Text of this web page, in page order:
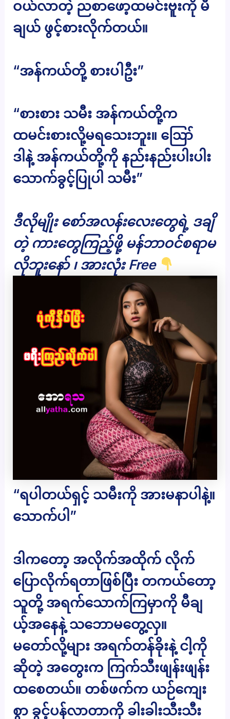
ဝယ်လာတဲ့ ညစာဖော့ထမင်းဗူးကို မီ
ချယ် ဖွင့်စားလိုက်တယ်။
“အန်ကယ်တို့ စားပါဦး”
“စားစား သမီး အန်ကယ်တို့က
ထမင်းစားလို့မရသေးဘူး။ ဪ
ဒါနဲ့ အန်ကယ်တို့ကို နည်းနည်းပါးပါး
သောက်ခွင့်ပြုပါ သမီး”
ဒီလိုမျိုး စော်အလန်းလေးတွေရဲ့ ဒချိ
တဲ့ ကားတွေကြည့်ဖို့ မန်ဘာဝင်စရာမ
လိုဘူးနော် ၊ အားလုံး Free
“ရပါတယ်ရှင့် သမီးကို အားမနာပါနဲ့။
သောက်ပါ”
ဒါကတော့ အလိုက်အထိုက် လိုက်
ပြောလိုက်ရတာဖြစ်ပြီး တကယ်တော့
သူတို့ အရက်သောက်ကြမှာကို မီချ
ယ့်အနေနဲ့ သဘောမတွေ့လှ။
မတော်လို့များ အရက်တန်ခိုးနဲ့ ငါ့ကို
ဆိုတဲ့ အတွေးက ကြက်သီးဖျန်းဖျန်း
ထစေတယ်။ တစ်ဖက်က ယဉ်ကျေး
စွာ ခွင့်ပန်လာတာကို ခါးခါးသီးသီး